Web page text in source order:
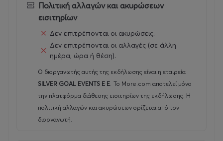
Πολιτική αλλαγών και ακυρώσεων
εισιτηρίων
Δεν επιτρέπονται οι ακυρώσεις.
Δεν επιτρέπονται οι αλλαγές (σε άλλη
ημέρα, ώρα ή θέση).
Ο διοργανωτής αυτής της εκδήλωσης είναι η εταιρεία
SILVER GOAL EVENTS E E. Το More.com αποτελεί μόνο
την πλατφόρμα διάθεσης εισιτηρίων της εκδήλωσης. Η
πολιτική αλλαγών και ακυρώσεων ορίζεται από τον
διοργανωτή.